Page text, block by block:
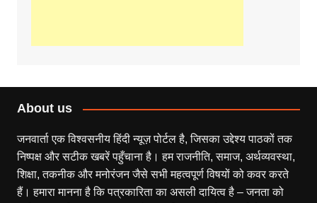
About us
जनवार्ता एक विश्वसनीय हिंदी न्यूज़ पोर्टल है, जिसका उद्देश्य पाठकों तक
निष्पक्ष और सटीक खबरें पहुँचाना है। हम राजनीति, समाज, अर्थव्यवस्था,
शिक्षा, तकनीक और मनोरंजन जैसे सभी महत्वपूर्ण विषयों को कवर करते
हैं। हमारा मानना है कि पत्रकारिता का असली दायित्व है – जनता को